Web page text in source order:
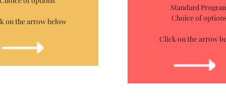
on the arrow below
Standard
Choice of
Click on the arrow